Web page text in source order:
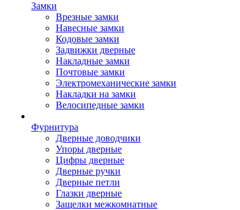
Замки
Врезные замки
Навесные замки
Кодовые замки
Задвижки дверные
Накладные замки
Почтовые замки
Электромеханические замки
Накладки на замки
Велосипедные замки
Фурнитура
Дверные доводчики
Упоры дверные
Цифры дверные
Дверные ручки
Дверные петли
Глазки дверные
Защелки межкомнатные